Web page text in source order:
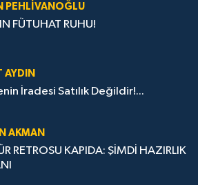
PEHLIVANOĞLU
FÜTUHAT RUHU!
AYDIN
İradesi Satılık Değildir!...
AKMAN
RETROSU KAPIDA: ŞİMDİ HAZIRLIK